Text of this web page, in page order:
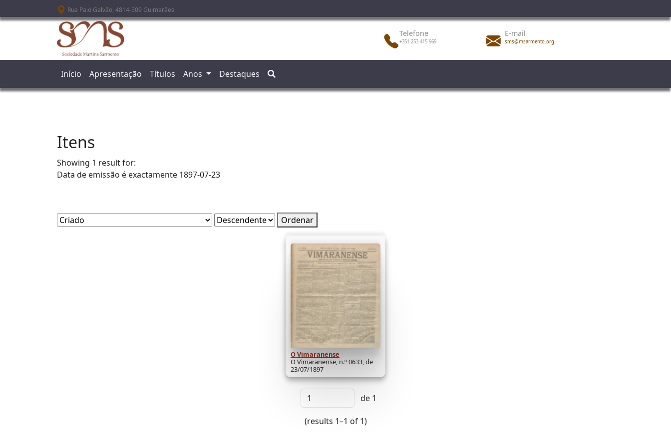
Passar para o conteúdo principal
Rua Paio Galvão, 4814-509 Guimarães
Telefone
+351 253 415 969
E-mail
sms@msarmento.org
Início Apresentação Títulos Anos Destaques
Itens
Showing 1 result for:
Data de emissão é exactamente 1897-07-23
Ordenar
O Vimaranense
O Vimaranense, n.º 0633, de
23/07/1897
de 1
(results 1–1 of 1)